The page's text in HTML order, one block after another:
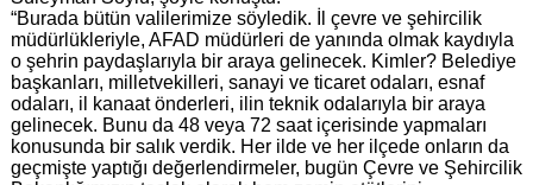
“Burada bütün valilerimize söyledik. İl çevre ve şehircilik
müdürlükleriyle, AFAD müdürleri de yanında olmak kaydıyla
o şehrin paydaşlarıyla bir araya gelinecek. Kimler? Belediye
başkanları, milletvekilleri, sanayi ve ticaret odaları, esnaf
odaları, il kanaat önderleri, ilin teknik odalarıyla bir araya
gelinecek. Bunu da 48 veya 72 saat içerisinde yapmaları
konusunda bir salık verdik. Her ilde ve her ilçede onların da
geçmişte yaptığı değerlendirmeler, bugün Çevre ve Şehircilik